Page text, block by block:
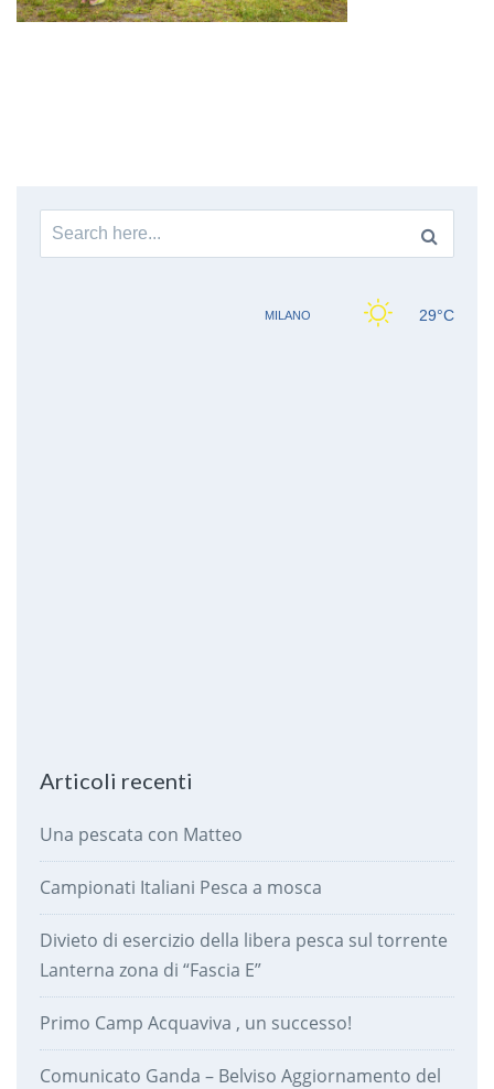
Search
for:
Articoli recenti
Una pescata con Matteo
Campionati Italiani Pesca a mosca
Divieto di esercizio della libera pesca sul torrente
Lanterna zona di “Fascia E”
Primo Camp Acquaviva , un successo!
Comunicato Ganda – Belviso Aggiornamento del